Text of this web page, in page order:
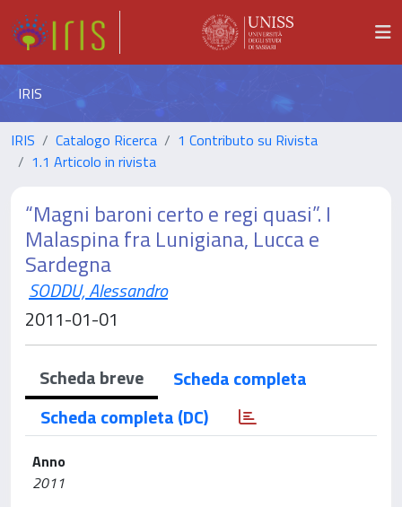
IRIS
IRIS Catalogo Ricerca
1 Contributo su Rivista
1.1 Articolo in rivista
“Magni baroni certo e regi quasi”. I
Malaspina fra Lunigiana, Lucca e
Sardegna
SODDU, Alessandro
2011-01-01
Scheda breve
Scheda completa
Scheda completa (DC)
Anno
2011